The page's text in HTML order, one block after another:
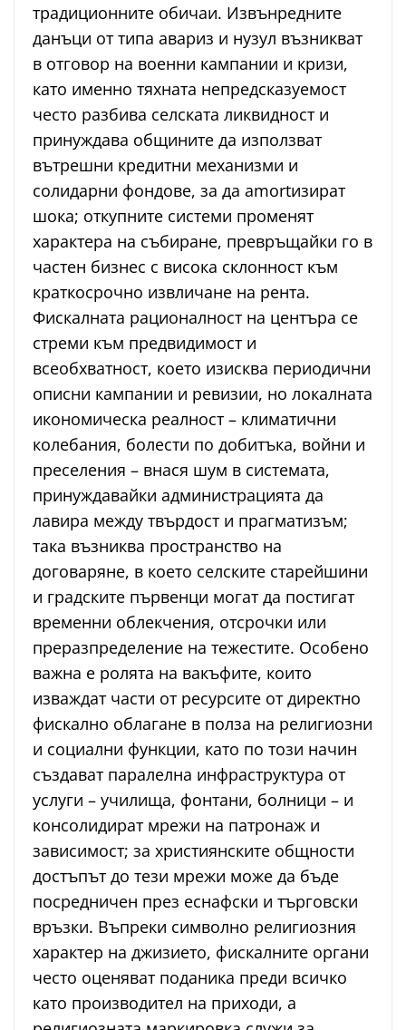
традиционните обичаи. Извънредните
данъци от типа авариз и нузул възникват
в отговор на военни кампании и кризи,
като именно тяхната непредсказуемост
често разбива селската ликвидност и
принуждава общините да използват
вътрешни кредитни механизми и
солидарни фондове, за да amortизират
шока; откупните системи променят
характера на събиране, превръщайки го в
частен бизнес с висока склонност към
краткосрочно извличане на рента.
Фискалната рационалност на центъра се
стреми към предвидимост и
всеобхватност, което изисква периодични
описни кампании и ревизии, но локалната
икономическа реалност – климатични
колебания, болести по добитъка, войни и
преселения – внася шум в системата,
принуждавайки администрацията да
лавира между твърдост и прагматизъм;
така възниква пространство на
договаряне, в което селските старейшини
и градските първенци могат да постигат
временни облекчения, отсрочки или
преразпределение на тежестите. Особено
важна е ролята на вакъфите, които
изваждат части от ресурсите от директно
фискално облагане в полза на религиозни
и социални функции, като по този начин
създават паралелна инфраструктура от
услуги – училища, фонтани, болници – и
консолидират мрежи на патронаж и
зависимост; за християнските общности
достъпът до тези мрежи може да бъде
посредничен през еснафски и търговски
връзки. Въпреки символно религиозния
характер на джизието, фискалните органи
често оценяват поданика преди всичко
като производител на приходи, а